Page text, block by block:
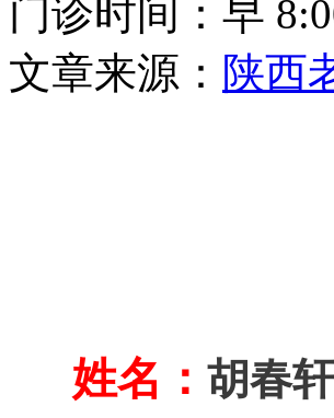
门诊时间：早
文章来源： 陕西
姓名： 胡春轩